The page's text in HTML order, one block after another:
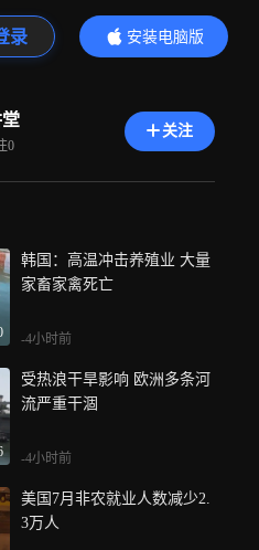
录
安装电脑版
内容更精彩
0
关注
韩国：高温冲击养殖业 大量
家畜家禽死亡
-4小时前
受热浪干旱影响 欧洲多条河
流严重干涸
-4小时前
美国7月非农就业人数减少2.
3万人